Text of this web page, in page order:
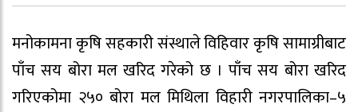
मनोकामना कृषि सहकारी संस्थाले विहिवार कृषि सामाग्रीबाट
पाँच सय बोरा मल खरिद गरेको छ । पाँच सय बोरा खरिद
गरिएकोमा २५० बोरा मल मिथिला विहारी नगरपालिका–५